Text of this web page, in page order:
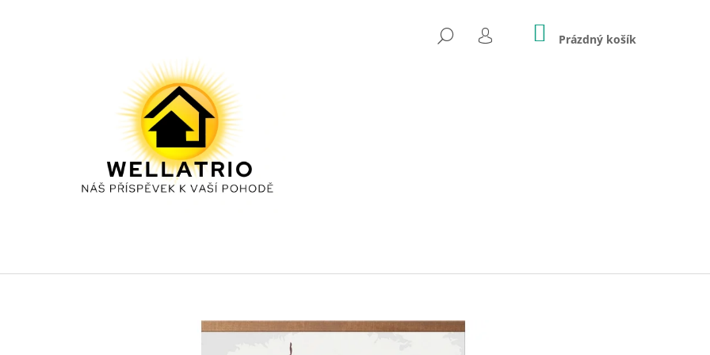
HLEDAT
PŘIHLÁŠENÍ
NÁKUPNÍ
KOŠÍK
Prázdný košík
CO POTŘEBUJETE NAJÍT?
HLEDAT
KOŤÁTKO